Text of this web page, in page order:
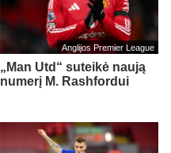
Anglijos Premier League
„Man Utd“ suteikė naują
numerį M. Rashfordui